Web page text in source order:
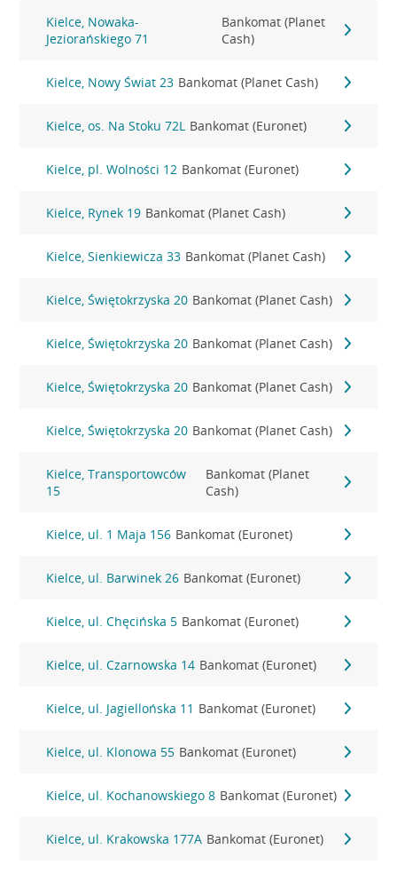
Kielce, Nowaka-
Jeziorańskiego 71
Bankomat (Planet
Cash)
Kielce, Nowy Świat 23 Bankomat (Planet Cash)
Kielce, os. Na Stoku 72L Bankomat (Euronet)
Kielce, pl. Wolności 12 Bankomat (Euronet)
Kielce, Rynek 19 Bankomat (Planet Cash)
Kielce, Sienkiewicza 33 Bankomat (Planet Cash)
Kielce, Świętokrzyska 20 Bankomat (Planet Cash)
Kielce, Świętokrzyska 20 Bankomat (Planet Cash)
Kielce, Świętokrzyska 20 Bankomat (Planet Cash)
Kielce, Świętokrzyska 20 Bankomat (Planet Cash)
Kielce, Transportowców
15
Bankomat (Planet
Cash)
Kielce, ul. 1 Maja 156 Bankomat (Euronet)
Kielce, ul. Barwinek 26 Bankomat (Euronet)
Kielce, ul. Chęcińska 5 Bankomat (Euronet)
Kielce, ul. Czarnowska 14 Bankomat (Euronet)
Kielce, ul. Jagiellońska 11 Bankomat (Euronet)
Kielce, ul. Klonowa 55 Bankomat (Euronet)
Kielce, ul. Kochanowskiego 8 Bankomat (Euronet)
Kielce, ul. Krakowska 177A Bankomat (Euronet)